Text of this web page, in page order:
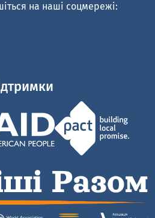
на наші соцмережі: